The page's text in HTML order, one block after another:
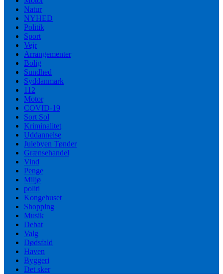
Natur
NYHED
Politik
Sport
Vejr
Arrangementer
Bolig
Sundhed
Syddanmark
112
Motor
COVID-19
Sort Sol
Kriminalitet
Uddannelse
Julebyen Tønder
Grænsehandel
Vind
Penge
Miljø
politi
Kongehuset
Shopping
Musik
Debat
Valg
Dødsfald
Haven
Byggeri
Det sker